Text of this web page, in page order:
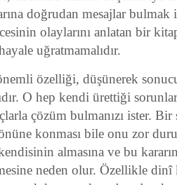
doğrudan mesajlar bulmak
olaylarını anlatan bir
uğratmamalıdır.
özelliği, düşünerek
O hep kendi ürettiği
çözüm bulmanızı ister. Bir
konması bile onu zor
almasına ve bu
neden olur. Özellikle dinî